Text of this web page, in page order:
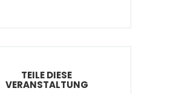
TEILE DIESE
VERANSTALTUNG